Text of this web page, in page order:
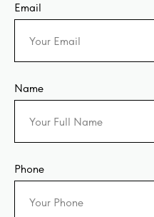
Email
Name
Phone